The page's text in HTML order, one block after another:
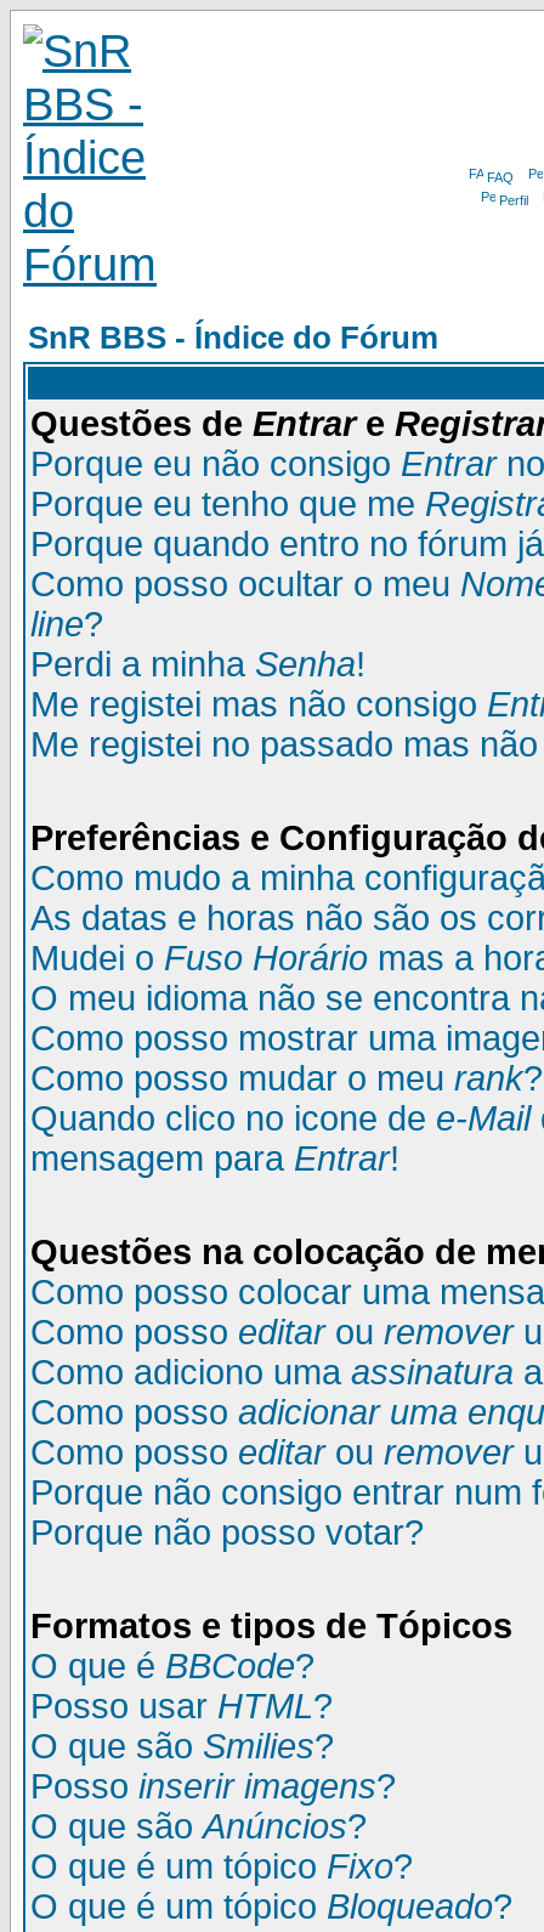
FAQ
Perfil
SnR BBS - Índice do Fórum
Questões de Entrare
Porque eu não consigo Entrar
Porque eu tenho que me
Porque quando entro no fórum
Como posso ocultar o meu
line?
Perdi a minha Senha!
Me registei mas não consigo
Me registei no passado mas
Preferências e Configuração
Como mudo a minha
As datas e horas não são os
Mudei o Fuso Horário mas a
O meu idioma não se encontra
Como posso mostrar uma
Como posso mudar o meu rank?
Quando clico no icone de e-Mail
mensagem para Entrar!
Questões na colocação de
Como posso colocar uma
Como posso editarou remover
Como adiciono uma assinatura
Como posso adicionar uma
Como posso editarou remover
Porque não consigo entrar num
Porque não posso votar?
Formatos e tipos de Tópicos
O que é BBCode?
Posso usar HTML?
O que são Smilies?
Posso inserir imagens?
O que sãoAnúncios?
O que é um tópico Fixo?
O que é um tópico Bloqueado?